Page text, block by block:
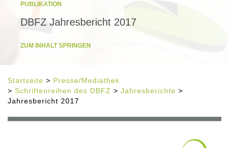
PUBLIKATION
DBFZ Jahresbericht 2017
ZUM INHALT SPRINGEN
Startseite > Presse/Mediathek
> Schriftenreihen des DBFZ > Jahresberichte >
Jahresbericht 2017